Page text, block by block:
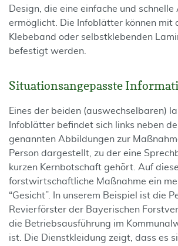
Design, die eine ein­fache und schnelle
ermöglicht. Die Infoblätter können mit
Klebeband oder selbstklebenden
befestigt werden.
Situationsangepasste
Eines der beiden (auswechselbaren)
Infoblätter befindet sich links neben
genannten Abbildungen zur
Person dargestellt, zu der eine
kurzen Kernbotschaft gehört. Auf
forstwirtschaftliche Maßnahme ein
“Gesicht”. In unserem Beispiel ist die
Revierförster der Bayerischen
die Betriebsausführung im
ist. Die Dienstkleidung zeigt, dass es